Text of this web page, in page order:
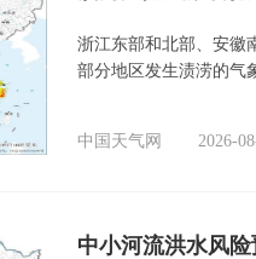
浙江东部和北部、安徽
部分地区发生渍涝的气
中国天气网 2026-
中小河流洪水风